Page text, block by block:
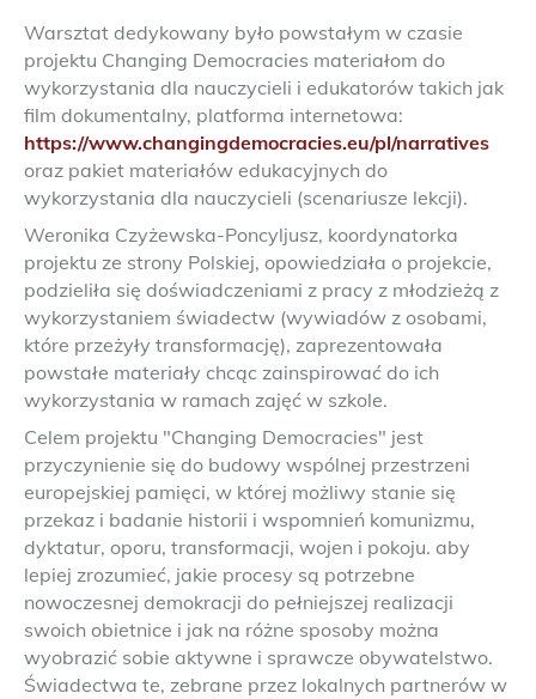
Warsztat dedykowany było powstałym w czasie
projektu Changing Democracies materiałom do
wykorzystania dla nauczycieli i edukatorów takich jak
film dokumentalny, platforma internetowa:
https://www.changingdemocracies.eu/pl/narratives
oraz pakiet materiałów edukacyjnych do
wykorzystania dla nauczycieli (scenariusze lekcji).
Weronika Czyżewska-Poncyljusz, koordynatorka
projektu ze strony Polskiej, opowiedziała o projekcie,
podzieliła się doświadczeniami z pracy z młodzieżą z
wykorzystaniem świadectw (wywiadów z osobami,
które przeżyły transformację), zaprezentowała
powstałe materiały chcąc zainspirować do ich
wykorzystania w ramach zajęć w szkole.
Celem projektu "Changing Democracies" jest
przyczynienie się do budowy wspólnej przestrzeni
europejskiej pamięci, w której możliwy stanie się
przekaz i badanie historii i wspomnień komunizmu,
dyktatur, oporu, transformacji, wojen i pokoju. aby
lepiej zrozumieć, jakie procesy są potrzebne
nowoczesnej demokracji do pełniejszej realizacji
swoich obietnice i jak na różne sposoby można
wyobrazić sobie aktywne i sprawcze obywatelstwo.
Świadectwa te, zebrane przez lokalnych partnerów w